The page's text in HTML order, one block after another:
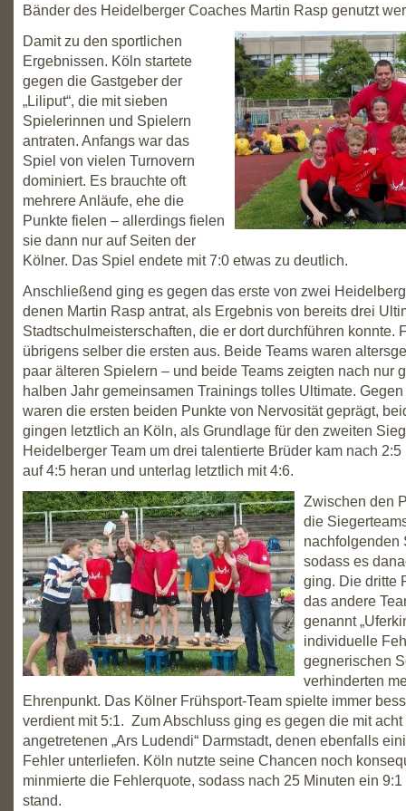
Bänder des Heidelberger Coaches Martin Rasp genutzt
Damit zu den sportlichen
Ergebnissen. Köln startete
gegen die Gastgeber der
„Liliput“, die mit sieben
Spielerinnen und Spielern
antraten. Anfangs war das
Spiel von vielen Turnovern
dominiert. Es brauchte oft
mehrere Anläufe, ehe die
Punkte fielen – allerdings fielen
sie dann nur auf Seiten der
Kölner. Das Spiel endete mit 7:0 etwas zu deutlich.
Anschließend ging es gegen das erste von zwei
denen Martin Rasp antrat, als Ergebnis von bereits drei
Stadtschulmeisterschaften, die er dort durchführen konnte.
übrigens selber die ersten aus. Beide Teams waren
paar älteren Spielern – und beide Teams zeigten nach nur
halben Jahr gemeinsamen Trainings tolles Ultimate. Gegen
waren die ersten beiden Punkte von Nervosität geprägt,
gingen letztlich an Köln, als Grundlage für den zweiten
Heidelberger Team um drei talentierte Brüder kam nach
auf 4:5 heran und unterlag letztlich mit 4:6.
Zwischen den
die
nachfolgenden
sodass es
ging. Die dritte
das andere
genannt
individuelle
gegnerischen
verhinderten
Ehrenpunkt. Das Kölner Frühsport-Team spielte immer
verdient mit 5:1. Zum Abschluss ging es gegen die mit
angetretenen „Ars Ludendi“ Darmstadt, denen ebenfalls
Fehler unterliefen. Köln nutzte seine Chancen noch
minmierte die Fehlerquote, sodass nach 25 Minuten ein
stand.